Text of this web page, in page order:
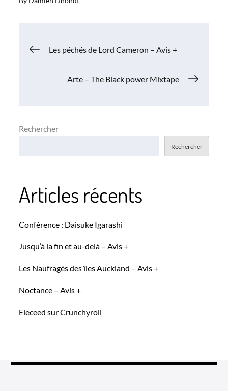
Navigation
Les péchés de Lord Cameron – Avis +
Arte – The Black power Mixtape
Rechercher
Rechercher
Articles récents
Conférence : Daisuke Igarashi
Jusqu’à la fin et au-delà – Avis +
Les Naufragés des îles Auckland – Avis +
Noctance – Avis +
Eleceed sur Crunchyroll